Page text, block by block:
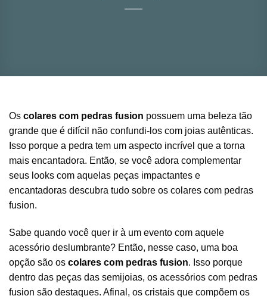
Os colares com pedras fusion possuem uma beleza tão
grande que é difícil não confundi-los com joias autênticas.
Isso porque a pedra tem um aspecto incrível que a torna
mais encantadora. Então, se você adora complementar
seus looks com aquelas peças impactantes e
encantadoras descubra tudo sobre os colares com pedras
fusion.
Sabe quando você quer ir à um evento com aquele
acessório deslumbrante? Então, nesse caso, uma boa
opção são os colares com pedras fusion. Isso porque
dentro das peças das semijoias, os acessórios com pedras
fusion são destaques. Afinal, os cristais que compõem os